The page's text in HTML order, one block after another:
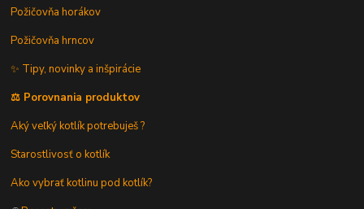
Požičovňa horákov
Požičovňa hrncov
✨ Tipy, novinky a inšpirácie
⚖️ Porovnania produktov
Aký veľký kotlík potrebuješ ?
Starostlivosť o kotlík
Ako vybrať kotlinu pod kotlík?